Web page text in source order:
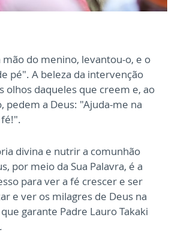
mão do menino, levantou-o, e o
pé". A beleza da intervenção
olhos daqueles que creem e, ao
pedem a Deus: "Ajuda-me na
divina e nutrir a comunhão
por meio da Sua Palavra, é a
para ver a fé crescer e ser
e ver os milagres de Deus na
garante Padre Lauro Takaki